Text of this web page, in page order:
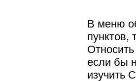
В меню
пунктов,
если бы
изучить